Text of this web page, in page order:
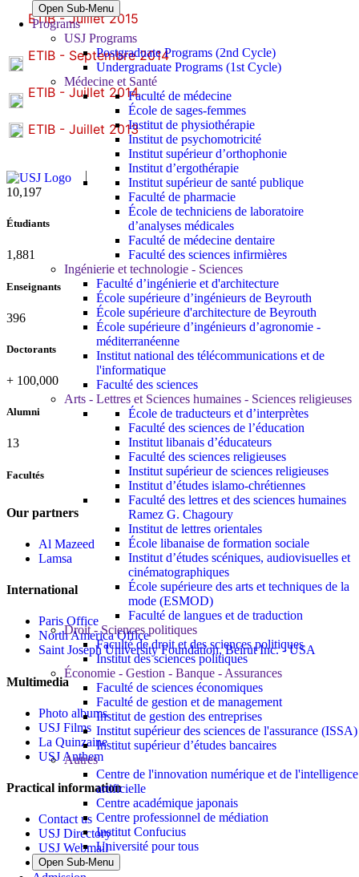
Open Sub-Menu
Programs
USJ Programs
Postgraduate Programs (2nd Cycle)
Undergraduate Programs (1st Cycle)
Médecine et Santé
Faculté de médecine
École de sages-femmes
Institut de physiothérapie
Institut de psychomotricité
Institut supérieur d’orthophonie
Institut d’ergothérapie
Institut supérieur de santé publique
Faculté de pharmacie
École de techniciens de laboratoire
d’analyses médicales
Faculté de médecine dentaire
Faculté des sciences infirmières
Ingénierie et technologie - Sciences
Faculté d’ingénierie et d'architecture
École supérieure d’ingénieurs de Beyrouth
École supérieure d'architecture de Beyrouth
École supérieure d’ingénieurs d’agronomie -
méditerranéenne
Institut national des télécommunications et de
l'informatique
Faculté des sciences
Arts - Lettres et Sciences humaines - Sciences religieuses
École de traducteurs et d’interprètes
Faculté des sciences de l’éducation
Institut libanais d’éducateurs
Faculté des sciences religieuses
Institut supérieur de sciences religieuses
Institut d’études islamo-chrétiennes
Faculté des lettres et des sciences humaines
Ramez G. Chagoury
Institut de lettres orientales
École libanaise de formation sociale
Institut d’études scéniques, audiovisuelles et
cinématographiques
École supérieure des arts et techniques de la
mode (ESMOD)
Faculté de langues et de traduction
Droit - Sciences politiques
Faculté de droit et des sciences politiques
Institut des sciences politiques
Économie - Gestion - Banque - Assurances
Faculté de sciences économiques
Faculté de gestion et de management
Institut de gestion des entreprises
Institut supérieur des sciences de l'assurance (ISSA)
Institut supérieur d’études bancaires
Autres
Centre de l'innovation numérique et de l'intelligence
artificielle
Centre académique japonais
Centre professionnel de médiation
Institut Confucius
Université pour tous
Open Sub-Menu
ETIB - Juillet 2015
ETIB - Septembre 2014
ETIB - Juillet 2014
ETIB - Juillet 2013
10,815
Étudiants
1,995
Enseignants
420
Doctorants
+ 100,000
Alumni
13
Facultés
Our partners
Al Mazeed
Lamsa
International
Paris Office
North America Office
Saint Joseph University Foundation, Beirut Inc. - USA
Multimedia
Photo albums
USJ Films
La Quinzaine
USJ Anthem
Practical information
Contact us
USJ Directory
USJ Webmail
Safety measures